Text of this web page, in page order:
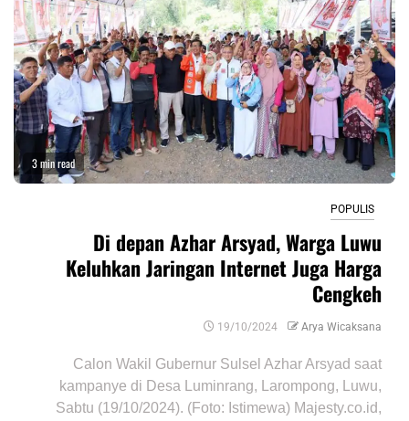
3 min read
POPULIS
Di depan Azhar Arsyad, Warga Luwu
Keluhkan Jaringan Internet Juga Harga
Cengkeh
19/10/2024 Arya Wicaksana
Calon Wakil Gubernur Sulsel Azhar Arsyad saat
kampanye di Desa Luminrang, Larompong, Luwu,
Sabtu (19/10/2024). (Foto: Istimewa) Majesty.co.id,